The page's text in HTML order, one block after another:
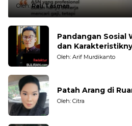
Oleh:Rali Tasman
Pandangan Sosial
dan
Oleh: Arif Murdikanto
Patah Arang di
Oleh: Citra